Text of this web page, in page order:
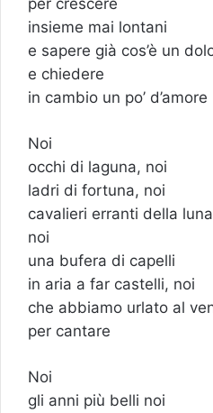
insieme mai lontani
e sapere già cos’è un
e chiedere
in cambio un po’ d’amore
Noi
occhi di laguna, noi
ladri di fortuna, noi
cavalieri erranti della luna
noi
una bufera di capelli
in aria a far castelli, noi
che abbiamo urlato al
per cantare
Noi
gli anni più belli noi